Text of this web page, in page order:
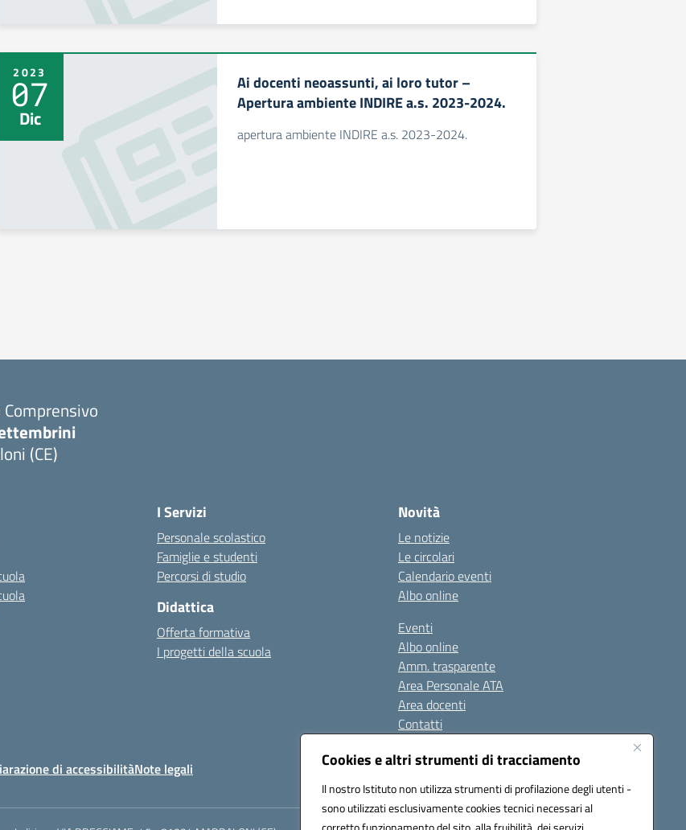
Cookies e altri strumenti di tracciamento
Il nostro Istituto non utilizza strumenti di profilazione degli utenti -
sono utilizzati esclusivamente cookies tecnici necessari al
2023
07
Dic
Ai docenti neoassunti, ai loro tutor –
Apertura ambiente INDIRE a.s. 2023-2024.
apertura ambiente INDIRE a.s. 2023-2024.
(CE)
I Servizi
Personale scolastico
Famiglie e studenti
Percorsi di studio
Didattica
Offerta formativa
I progetti della scuola
Novità
Le notizie
Le circolari
Calendario eventi
Albo online
Eventi
Albo online
Amm. trasparente
Area Personale ATA
Area docenti
Contatti
di accessibilitàNote legali